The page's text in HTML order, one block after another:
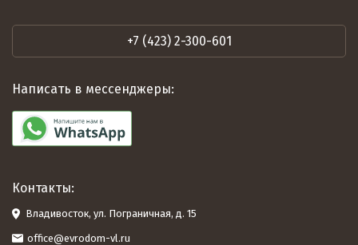
+7 (423) 2-300-601
Написать в мессенджеры:
Контакты:
Владивосток, ул. Пограничная, д. 15
office@evrodom-vl.ru